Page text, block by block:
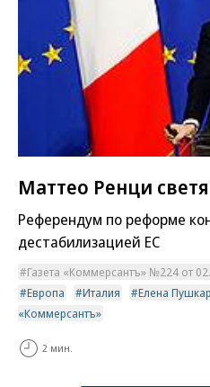
Маттео Ренци
Референдум по реформе
дестабилизацией ЕС
Газета «Коммерсантъ» №224 от
Европа
Италия Елена
«Коммерсантъ»
2 мин.